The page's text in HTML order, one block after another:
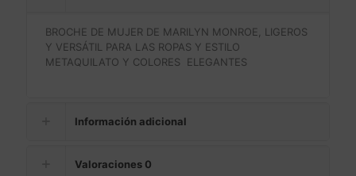
BROCHE DE MUJER DE MARILYN MONROE, LIGEROS
Y VERSÁTIL PARA LAS ROPAS Y ESTILO
METAQUILATO Y COLORES ELEGANTES
Información adicional
Valoraciones 0